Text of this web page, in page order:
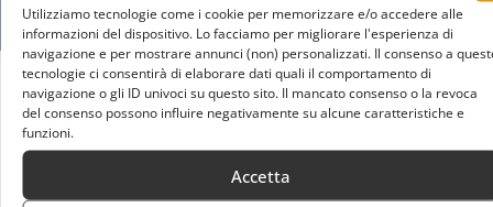
Utilizziamo tecnologie come i cookie per memorizzare e/o accedere alle
informazioni del dispositivo. Lo facciamo per migliorare l'esperienza di
navigazione e per mostrare annunci (non) personalizzati. Il consenso a
tecnologie ci consentirà di elaborare dati quali il comportamento di
navigazione o gli ID univoci su questo sito. Il mancato consenso o la revoca
del consenso possono influire negativamente su alcune caratteristiche e
funzioni.
Accetta
Home
Apreski – Milano Mountain Show: PwC Italia e
Sciare tra i nuovi partner dell’evento